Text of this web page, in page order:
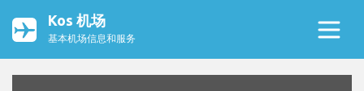
Kos 机场
基本机场信息和服务